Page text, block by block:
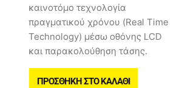
καινοτόμο τεχνολογία
πραγματικού χρόνου (Real Time
Technology) μέσω οθόνης LCD
και παρακολούθηση τάσης.
ΠΡΟΣΘΉΚΗ ΣΤΟ ΚΑΛΆΘΙ